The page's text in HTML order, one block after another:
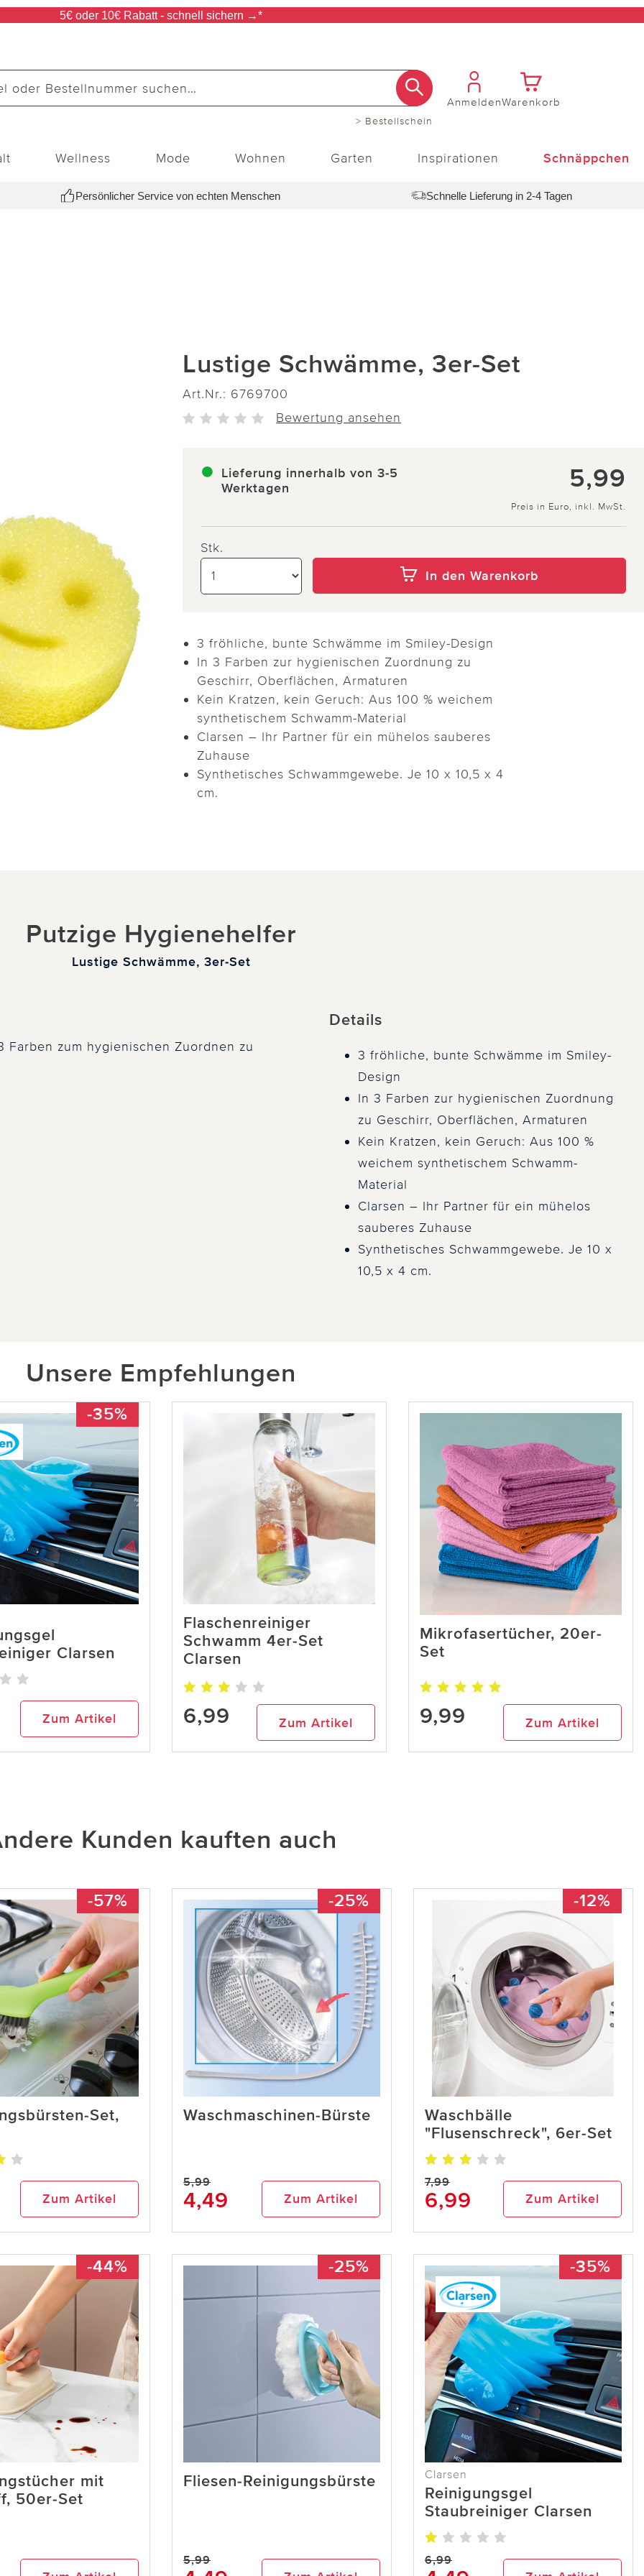
5€ oder 10€ Rabatt - schnell sichern →*
> Bestellschein
AnmeldenWarenkorb
Wellness Mode Wohnen Garten Inspirationen Schnäppchen
Persönlicher Service von echten Menschen Schnelle Lieferung in 2-4 Tagen
Lustige Schwämme, 3er-Set
Art.Nr.: 6769700
Bewertung ansehen
Lieferung innerhalb von 3-5
Werktagen
5,99
Preis in Euro, inkl. MwSt.
Stk.
In den Warenkorb
3 fröhliche, bunte Schwämme im Smiley-Design
In 3 Farben zur hygienischen Zuordnung zu
Geschirr, Oberflächen, Armaturen
Kein Kratzen, kein Geruch: Aus 100 % weichem
synthetischem Schwamm-Material
Clarsen – Ihr Partner für ein mühelos sauberes
Zuhause
Synthetisches Schwammgewebe. Je 10 x 10,5 x 4
cm.
Putzige Hygienehelfer
Lustige Schwämme, 3er-Set
Farben zum hygienischen Zuordnen zu
Details
3 fröhliche, bunte Schwämme im Smiley-
Design
In 3 Farben zur hygienischen Zuordnung
zu Geschirr, Oberflächen, Armaturen
Kein Kratzen, kein Geruch: Aus 100 %
weichem synthetischem Schwamm-
Material
Clarsen – Ihr Partner für ein mühelos
sauberes Zuhause
Synthetisches Schwammgewebe. Je 10 x
10,5 x 4 cm.
Unsere Empfehlungen
-35%
Clarsen
Zum Artikel
Flaschenreiniger
Schwamm 4er-Set
Clarsen
6,99 Zum Artikel
Mikrofasertücher, 20er-
Set
9,99 Zum Artikel
Kunden kauften auch
-57%
Set,
Zum Artikel
-25%
Waschmaschinen-Bürste
5,99
4,49 Zum Artikel
-12%
Waschbälle
"Flusenschreck", 6er-Set
7,99
6,99 Zum Artikel
-44%
mit
50er-Set
-25%
Fliesen-Reinigungsbürste
5,99
-35%
Clarsen
Reinigungsgel
Staubreiniger Clarsen
6,99